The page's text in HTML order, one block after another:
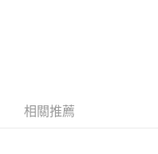
相關推薦